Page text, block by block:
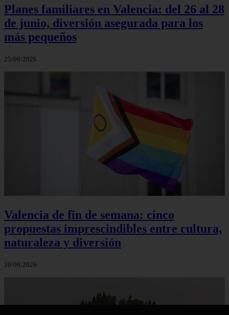
Planes familiares en Valencia: del 26 al 28
de junio, diversión asegurada para los
más pequeños
25/06/2026
Valencia de fin de semana: cinco
propuestas imprescindibles entre cultura,
naturaleza y diversión
20/06/2026